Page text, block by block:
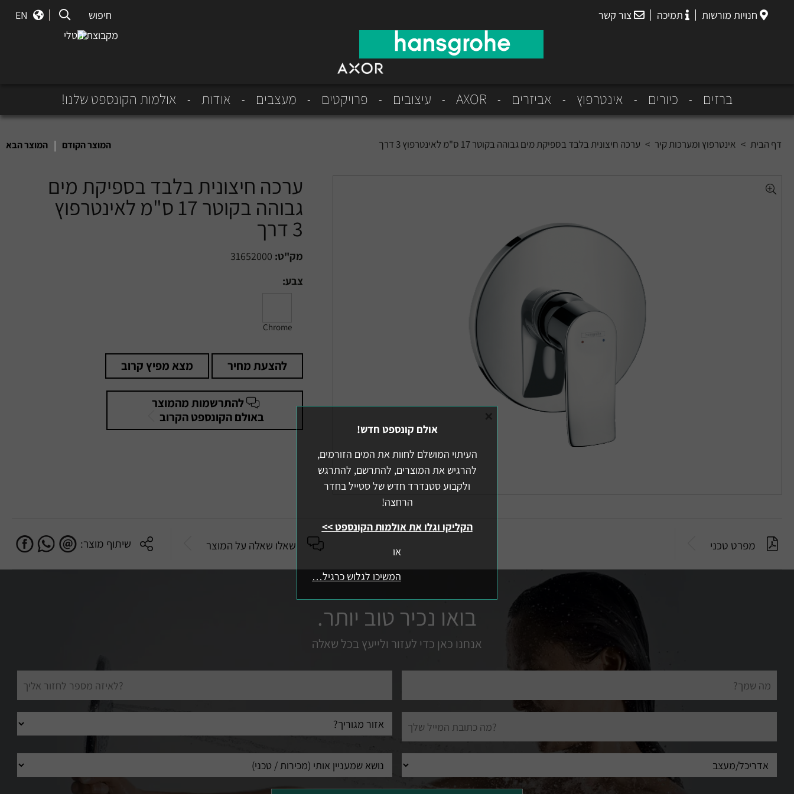
חנויות מורשות תמיכה צור קשר חיפוש
EN
מקבוצת נוטלי
ברזים כיורים אינטרפוץ אביזרים AXOR עיצובים פרויקטים מעצבים אודות אולמות הקונספט שלנו!
דף הבית > אינטרפוץ ומערכות קיר > ערכה חיצונית בלבד בספיקת מים גבוהה בקוטר 17 ס"מ לאינטרפוץ 3 דרך המוצר הקודם | המוצר הבא
ערכה חיצונית בלבד בספיקת מים
גבוהה בקוטר 17 ס"מ לאינטרפוץ
3 דרך
מק"ט: 31652000
צבע:
Chrome
להצעת מחיר מצא מפיץ קרוב
להתרשמות מהמוצר
באולם הקונספט הקרוב
מפרט טכני שאלו שאלה על המוצר שיתוף מוצר:
בואו נכיר טוב יותר.
אנחנו כאן כדי לעזור ולייעץ בכל שאלה
מלא
עיר
מגורים
אולם קונספט חדש!
העיתוי המושלם לחוות את המים הזורמים,
להרגיש את המוצרים, להתרשם, להתרגש
ולקבוע סטנדרד חדש של סטייל בחדר
הרחצה!
הקליקו וגלו את אולמות הקונספט >>
או
המשיכו לגלוש כרגיל…